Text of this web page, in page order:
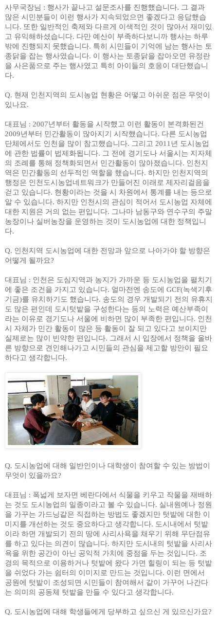
사무국장님 : 행사가 끝나고 설문조사를 진행했습니다. 그 결과
많은 시민분들이 이런 행사가 지속되었으면 좋겠다고 응답했습
니다. 또한 일반적인 축제와 다르게 이색적인 것이 많아서 재미있
고 유익해하셨습니다. 다만 예산이 부족하다보니까 행사는 하루
밖에 진행되지 못했습니다. 특히 시민들이 기억에 남는 행사는 토
종닭을 잡는 행사였습니다. 이 행사는 토종닭을 잡아오면 유정란
을 사은품으로 주는 행사였고 특히 아이들의 호응이 대단했습니
다.
Q. 현재 인천지역의 도시농업 현황은 어떻고 아쉬운 점은 무엇이
있나요.
대표님 : 2007년부터 활동을 시작했고 이런 활동이 본격화된건
2009년부터 민간활동이 많아지기 시작했습니다. 다른 도시농업
단체에서도 인천을 많이 참고했습니다. 그리고 2011 년 도시농업
에 관한 법률이 법제화됩니다. 그 전에 경기도나 서울시는 지자체
의 조례를 통해 정책화되면서 민간활동이 많아졌습니다. 인천지
역은 민간활동의 선두적인 역할을 했습니다. 하지만 인천지역의
행정은 인천도시농업네트워크가 만들어진 이래로 제자리걸음을
걷고 있습니다. 현황이라는 것을 시 차원에서 통계를 내는 등으로
알 수 있습니다. 하지만 인천시의 관심이 적어서 도시농업 자체에
대한 지원은 거의 없는 편입니다. 그나마 남동구와 연수구의 주말
농장이나 실버농장을 운영하는 것이 도시농업에 대한 정책입니
다.
Q. 인천지역 도시농업에 대한 전망과 앞으로 나아가야 할 방향은
어떻게 될까요?
대표님 : 인천은 도심지역과 농지가 가까운 등 도시농업을 펼치기
에 좋은 조건을 가지고 있습니다. 얼마전엔 송도에 GCF(녹색기후
기금)를 유치하기도 했습니다. 송도의 경우 개발되기 전의 유휴지
도 많은 편인데 도시텃밭을 구성한다는 등의 노력은 예산부족이
라는 이유로 경기도나 서울에 비하면 많이 부족한 편입니다. 인천
시 자체가 민간 활동이 많은 등 활동이 잘 되고 있다고 보이지만
실제로는 많이 빈약한 편입니다. 그래서 시 입장에서 정책을 올바
른 방향으로 견인해나가고 시민들의 관심을 제고할 방안이 필요
하다고 생각합니다.
Q. 도시농업에 대해 일반인이나 대학생이 참여할 수 있는 방법이
무엇이 있을까요?
대표님 : 폭넓게 보자면 베란다에서 식물을 키우고 작물을 재배하
는 것도 도시농업의 일종이라고 볼 수 있습니다. 실내원예나 정원
을 가꾸는 가드닝같은 직접하는 방법도 좋겠지만 텃밭에 대한 이
미지를 개선하는 것도 중요하다고 생각합니다. 도시내에서 텃밭
이라 하면 개발되기 전의 땅에 사리사욕을 채우기 위해 무단점유
를 하고 있다는 의견이 많습니다. 하지만 도시내의 텃밭을 사리사
욕을 위한 공간이 아닌 공익적 가치에 중점을 두는 것입니다. 조
경의 목적으로 이용하거나 텃밭에 왔다 가면 힐링이 되는 등 텃밭
을 쉬었다 가는 쉼터의 이미지로 만드는 것입니다. 이런 면에서
공원에 텃밭이 조성되면 시민들이 참여해서 같이 가꾸어 나간다
는 의미의 공동체 텃밭을 만들 수 있다고 생각합니다.
Q. 도시농업에 대해 학생들에게 당부하고 싶으신 게 있으신가요?